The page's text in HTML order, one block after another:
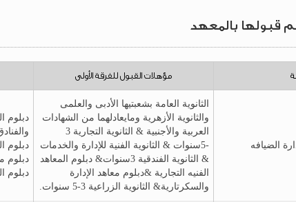
قبولها بالمعهد
مؤهلات القبول للفرقة الأولى
الضيافه
الثانوية العامة بشعبتيها الأدبى والعلمى
والثانوية الأزهرية ومايعادلهما من الشهادات
العربية والأجنبية & الثانوية التجارية 3
-5سنوات & الثانوية الفنية للإدارة والخدمات
& الثانوية الفندقية 3سنوات& دبلوم المعاهد
الفنيه التجارية &دبلوم معاهد الإدارة
والسكرتارية& الثانوية الزراعية 3-5 سنوات.
دبلوم
والفنادق 5
دبلوم
دبلوم
دبلوم